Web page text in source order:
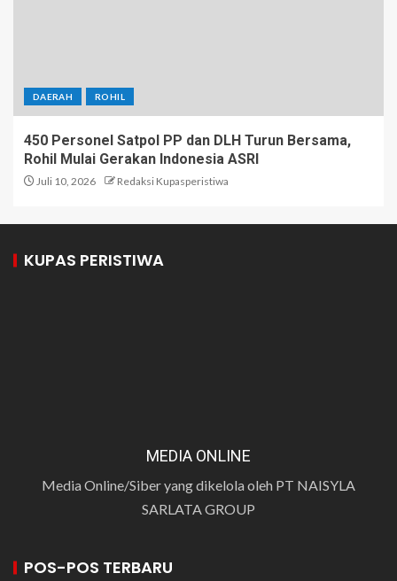
DAERAH ROHIL
450 Personel Satpol PP dan DLH Turun Bersama,
Rohil Mulai Gerakan Indonesia ASRI
Juli 10, 2026 Redaksi Kupasperistiwa
KUPAS PERISTIWA
MEDIA ONLINE
Media Online/Siber yang dikelola oleh PT NAISYLA
SARLATA GROUP
POS-POS TERBARU